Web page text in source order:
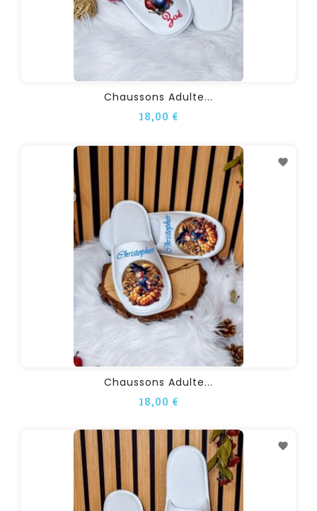
Chaussons Adulte...
18,00 €
Chaussons Adulte...
18,00 €